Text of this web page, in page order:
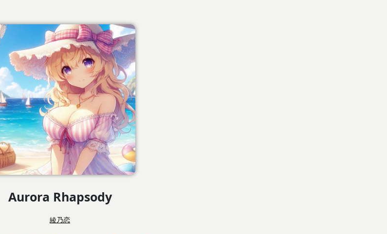
Aurora Rhapsody
綾乃恋